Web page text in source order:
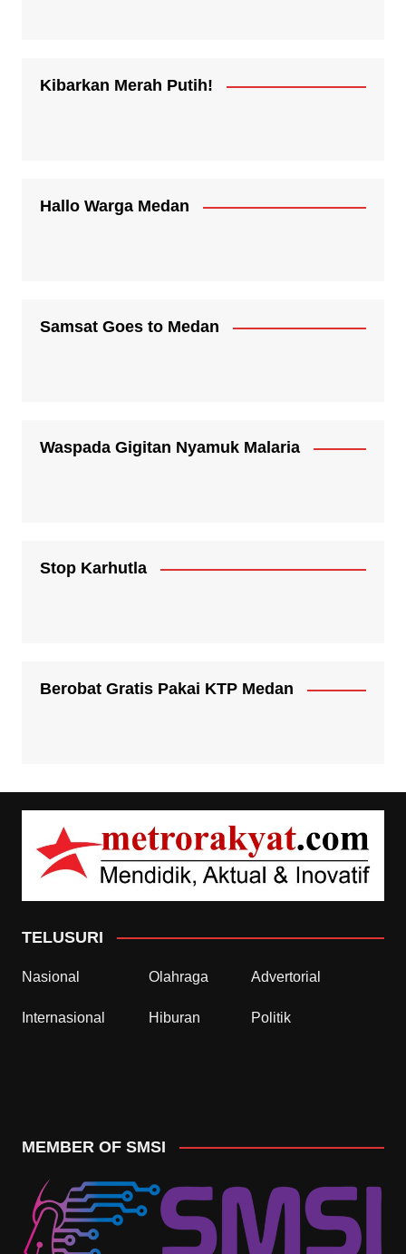
Kibarkan Merah Putih!
Hallo Warga Medan
Samsat Goes to Medan
Waspada Gigitan Nyamuk Malaria
Stop Karhutla
Berobat Gratis Pakai KTP Medan
TELUSURI
Nasional Olahraga Advertorial
Internasional Hiburan Politik
MEMBER OF SMSI